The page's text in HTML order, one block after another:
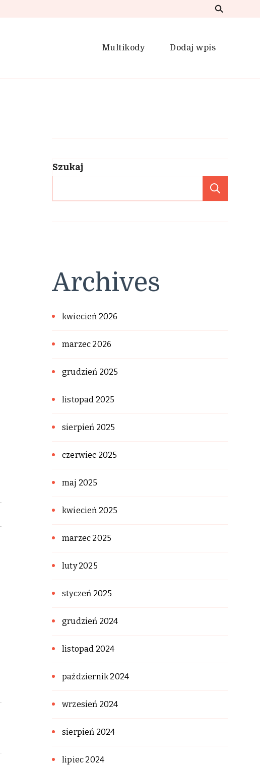
Multikody Dodaj wpis
Szukaj
Archives
kwiecień 2026
marzec 2026
grudzień 2025
listopad 2025
sierpień 2025
czerwiec 2025
maj 2025
kwiecień 2025
marzec 2025
luty 2025
styczeń 2025
grudzień 2024
listopad 2024
październik 2024
wrzesień 2024
sierpień 2024
lipiec 2024